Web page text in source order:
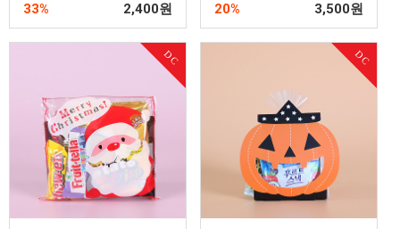
33% 2,400원 20% 3,500원
DC DC